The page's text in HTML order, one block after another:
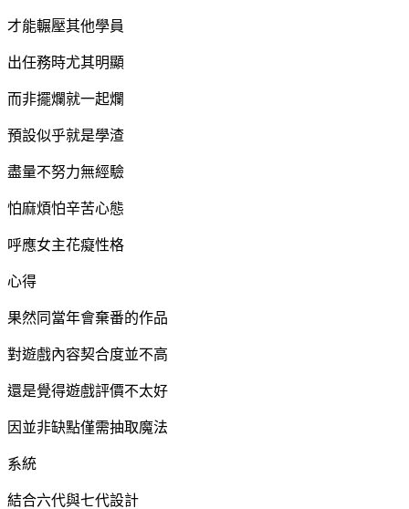
才能輾壓其他學員
出任務時尤其明顯
而非擺爛就一起爛
預設似乎就是學渣
盡量不努力無經驗
怕麻煩怕辛苦心態
呼應女主花癡性格
心得
果然同當年會棄番的作品
對遊戲內容契合度並不高
還是覺得遊戲評價不太好
因並非缺點僅需抽取魔法
系統
結合六代與七代設計